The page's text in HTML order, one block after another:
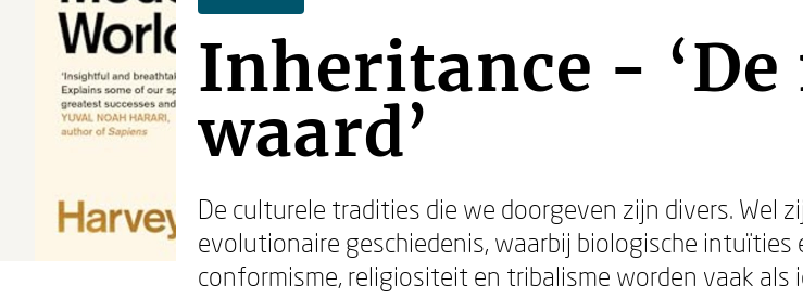
Inheritance - ‘De
waard’
De culturele tradities die we doorgeven zijn divers. Wel
evolutionaire geschiedenis, waarbij biologische
conformisme, religiositeit en tribalisme worden vaak